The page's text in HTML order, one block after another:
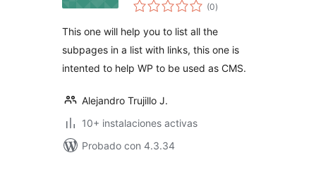
(0de
)
This one will help you to list all the
subpages in a list with links, this one is
intented to help WP to be used as CMS.
Alejandro Trujillo J.
10+ instalaciones activas
Probado con 4.3.34